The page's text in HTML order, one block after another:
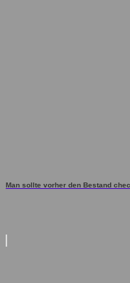
Man sollte vorher den Bestand